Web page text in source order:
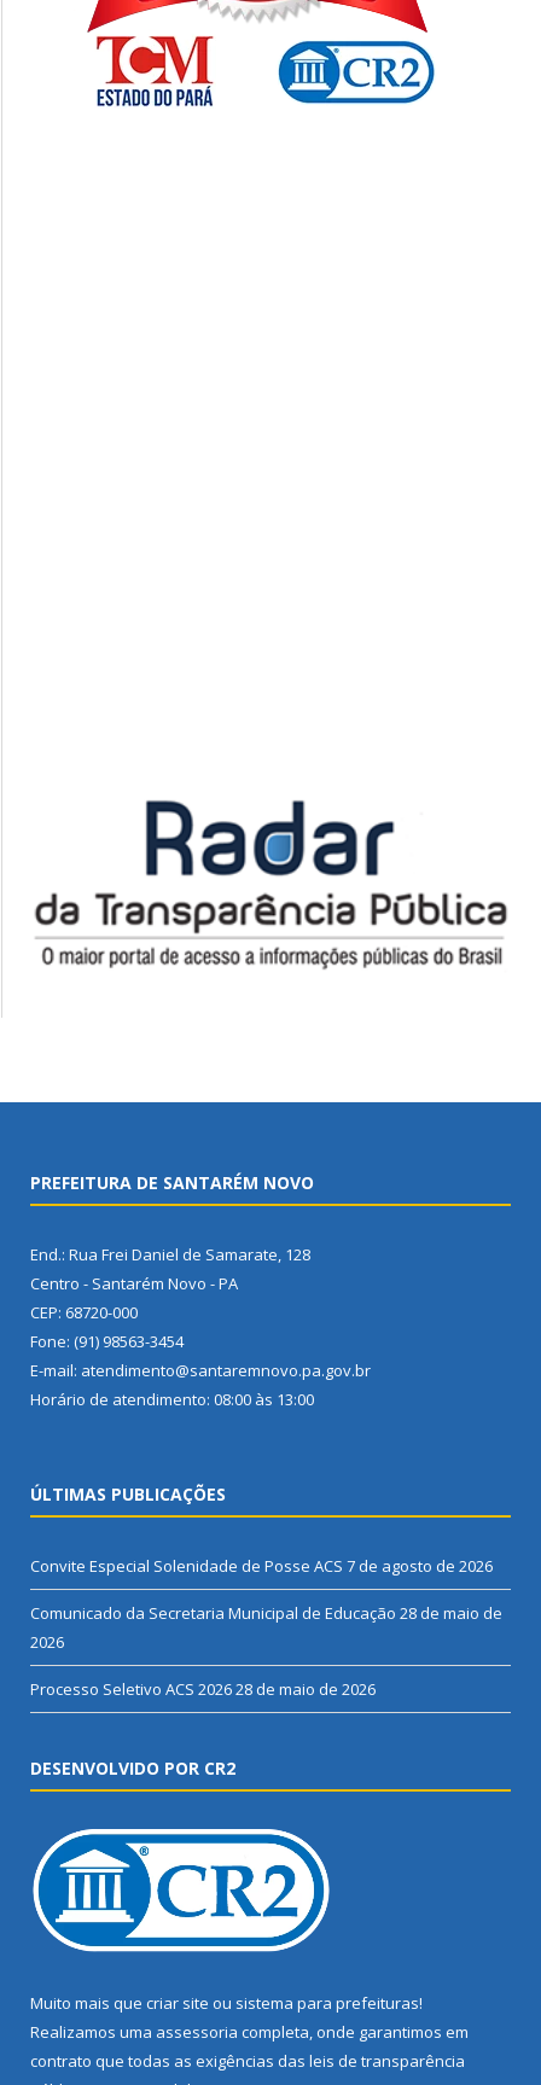
PREFEITURA DE SANTARÉM NOVO
End.: Rua Frei Daniel de Samarate, 128
Centro - Santarém Novo - PA
CEP: 68720-000
Fone: (91) 98563-3454
E-mail: atendimento@santaremnovo.pa.gov.br
Horário de atendimento: 08:00 às 13:00
ÚLTIMAS PUBLICAÇÕES
Convite Especial Solenidade de Posse ACS 7 de agosto de 2026
Comunicado da Secretaria Municipal de Educação 28 de maio de
2026
Processo Seletivo ACS 202628 de maio de 2026
DESENVOLVIDO POR CR2
Muito mais que criar site ou sistema para prefeituras!
Realizamos uma assessoria completa, onde garantimos em
contrato que todas as exigências das leis de transparência